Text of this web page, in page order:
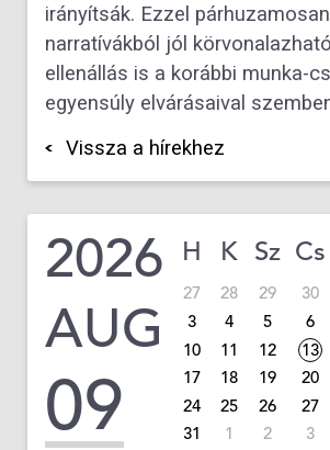
irányítsák. Ezzel
narratívákból jól
ellenállás is a korábbi munka-
egyensúly elvárásaival
Vissza a hírekhez
2026
AUG
09
H K Sz Cs
27 28 29 30
3
4 5 6
10
11 12 13
17
18 19 20
24
25 26 27
31
1 2 3